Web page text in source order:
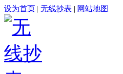
设为首页 | 无线抄表 | 网站地图